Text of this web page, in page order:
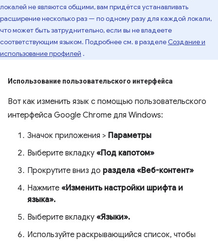
локалей не являются общими, вам придётся устанавливать
расширение несколько раз — по одному разу для каждой локали,
что может быть затруднительно, если вы не владеете
соответствующим языком. Подробнее см. в разделе Создание и
использование профилей .
Использование пользовательского интерфейса
Вот как изменить язык с помощью пользовательского
интерфейса Google Chrome для Windows:
Значок приложения > Параметры
Выберите вкладку «Под капотом»
Прокрутите вниз до раздела «Веб-контент»
Нажмите «Изменить настройки шрифта и
языка».
Выберите вкладку «Языки».
Используйте раскрывающийся список, чтобы